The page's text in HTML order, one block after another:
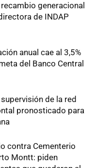
generacional
de INDAP
anual cae al 3,5%
del Banco Central
de la red
pronosticado para
contra Cementerio
Montt: piden